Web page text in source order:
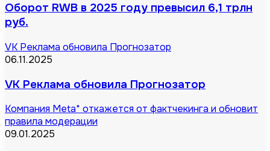
Оборот RWB в 2025 году превысил 6,1 трлн
руб.
VK Реклама обновила Прогнозатор
06.11.2025
VK Реклама обновила Прогнозатор
Компания Meta* откажется от фактчекинга и обновит
правила модерации
09.01.2025